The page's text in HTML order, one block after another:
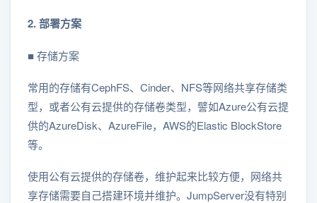
2. 部署方案
■ 存储方案
常用的存储有CephFS、Cinder、NFS等网络共享存储类
型，或者公有云提供的存储卷类型，譬如Azure公有云提
供的AzureDisk、AzureFile，AWS的Elastic BlockStore
等。
使用公有云提供的存储卷，维护起来比较方便，网络共
享存储需要自己搭建环境并维护。JumpServer没有特别